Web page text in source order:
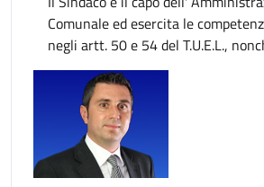
Comunale ed esercita le
negli artt. 50 e 54 del T.U.E.L.,
attribuitegli dallo Statuto e dal
Comunale. Al Sindaco competono poteri di
rappresentanza, sovrintendenza
amministrativa, nonché di
sulle attività della Giunta, delle
gestionali ed esecutive del